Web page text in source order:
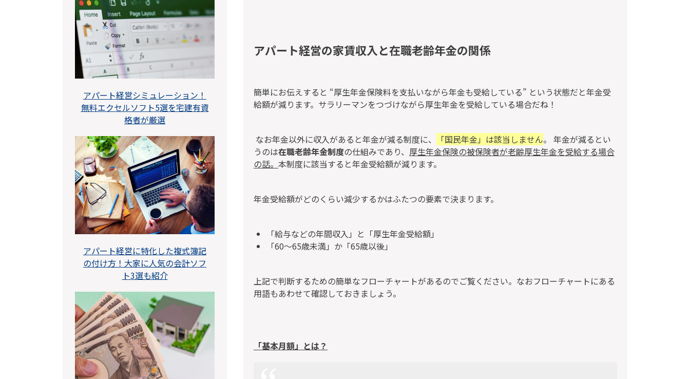
アパート経営シミュレーション！
無料エクセルソフト5選を宅建有資
格者が厳選
アパート経営に特化した複式簿記
の付け方！大家に人気の会計ソフ
ト3選も紹介
アパート経営の家賃収入と在職老齢年金の関係
簡単にお伝えすると “厚生年金保険料を支払いながら年金も受給している” という状態だと年金受
給額が減ります。サラリーマンをつづけながら厚生年金を受給している場合だね！
なお年金以外に収入があると年金が減る制度に、 「国民年金」は該当しません。 年金が減るとい
うのは在職老齢年金制度の仕組みであり、 厚生年金保険の被保険者が老齢厚生年金を受給する場合
の話。 本制度に該当すると年金受給額が減ります。
年金受給額がどのくらい減少するかはふたつの要素で決まります。
「給与などの年間収入」と「厚生年金受給額」
「60～65歳未満」か「65歳以後」
上記で判断するための簡単なフローチャートがあるのでご覧ください。なおフローチャートにある
用語もあわせて確認しておきましょう。
「基本月額」とは？